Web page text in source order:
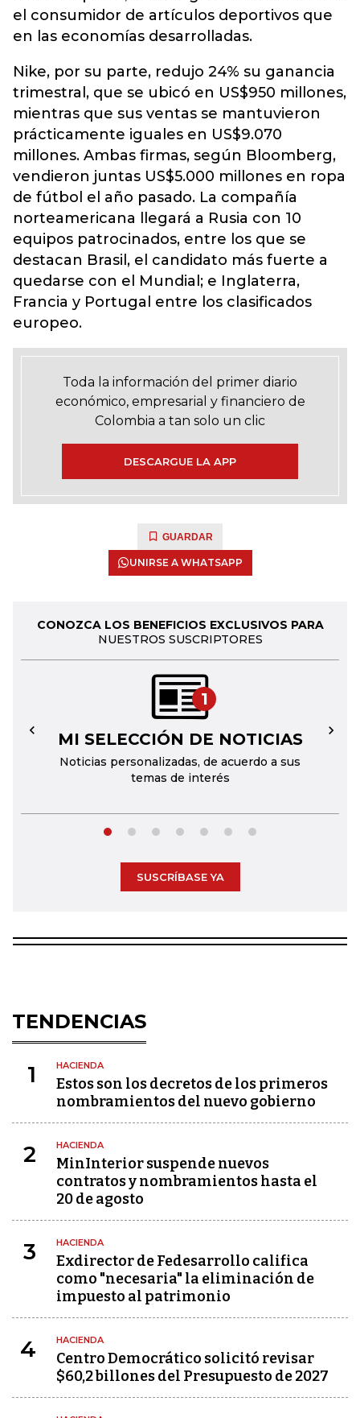
el consumidor de artículos deportivos que
en las economías desarrolladas.
Nike, por su parte, redujo 24% su ganancia
trimestral, que se ubicó en US$950 millones,
mientras que sus ventas se mantuvieron
prácticamente iguales en US$9.070
millones. Ambas firmas, según Bloomberg,
vendieron juntas US$5.000 millones en ropa
de fútbol el año pasado. La compañía
norteamericana llegará a Rusia con 10
equipos patrocinados, entre los que se
destacan Brasil, el candidato más fuerte a
quedarse con el Mundial; e Inglaterra,
Francia y Portugal entre los clasificados
europeo.
Toda la información del primer diario
económico, empresarial y financiero de
Colombia a tan solo un clic
DESCARGUE LA APP
GUARDAR
UNIRSE A WHATSAPP
CONOZCA LOS BENEFICIOS EXCLUSIVOS PARA
NUESTROS SUSCRIPTORES
1
MI SELECCIÓN DE NOTICIAS
Noticias personalizadas, de acuerdo a sus
temas de interés
← →
SUSCRÍBASE YA
TENDENCIAS
1 HACIENDA
Estos son los decretos de los primeros
nombramientos del nuevo gobierno
2 HACIENDA
MinInterior suspende nuevos
contratos y nombramientos hasta el
20 de agosto
3 HACIENDA
Exdirector de Fedesarrollo califica
como "necesaria" la eliminación de
impuesto al patrimonio
4 HACIENDA
Centro Democrático solicitó revisar
$60,2 billones del Presupuesto de 2027